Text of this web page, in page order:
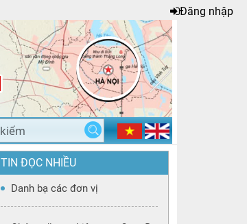
Đăng nhập
TIN ĐỌC NHIỀU
Danh bạ các đơn vị